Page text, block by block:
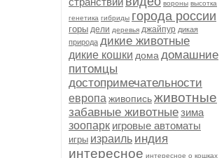
вороны высотка
генетика гибриды города россии
горы дели деревья джайпур дикая
природа дикие животные
дикие кошки дома домашние
питомцы
достопримечательности
европа живописьживотные
забавные животныезима
зоопарк игровые автоматы
игры израиль индия
интересное интересное о кошках